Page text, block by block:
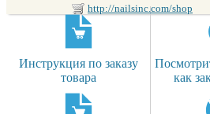
http://nailsinc.com/shop
Инструкция по заказу
товара
как